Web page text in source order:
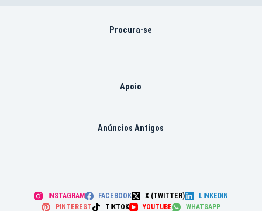
Procura-se
Apoio
Anúncios Antigos
INSTAGRAM FACEBOOK X (TWITTER)
LINKEDIN
PINTEREST
TIKTOK YOUTUBE WHATSAPP